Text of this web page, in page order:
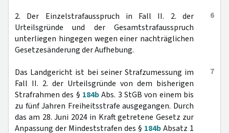
6
2. Der Einzelstrafausspruch in Fall II. 2. der
Urteilsgründe und der Gesamtstrafausspruch
unterliegen hingegen wegen einer nachträglichen
Gesetzesänderung der Aufhebung.
7
Das Landgericht ist bei seiner Strafzumessung im
Fall II. 2. der Urteilsgründe von dem bisherigen
Strafrahmen des § 184bAbs. 3 StGB von einem bis
zu fünf Jahren Freiheitsstrafe ausgegangen. Durch
das am 28. Juni 2024 in Kraft getretene Gesetz zur
Anpassung der Mindeststrafen des § 184bAbsatz 1